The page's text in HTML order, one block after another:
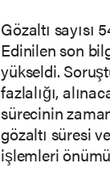
Gözaltı sayısı
Edinilen son
yükseldi.
fazlalığı,
sürecinin
gözaltı süresi
işlemleri